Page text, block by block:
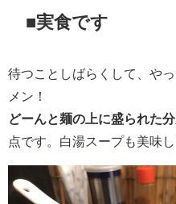
■実食です
待つことしばらくして、や
メン！
どーんと麺の上に盛られた
点です。白湯スープも美味